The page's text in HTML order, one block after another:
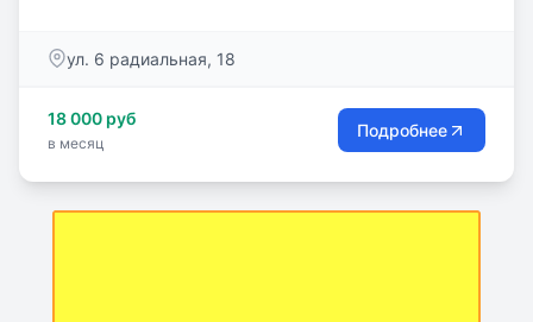
ул. 6 радиальная, 18
18 000 руб
в месяц
Подробнее